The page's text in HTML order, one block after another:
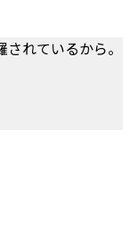
れているから。